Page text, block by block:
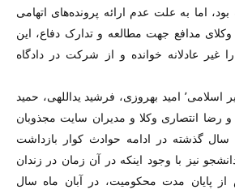
اما به علت عدم ارائه پرونده‌های اتهامی
مدافع جهت مطالعه و تدارک دفاع، این
غیر عادلانه خوانده و از شرکت در دادگاه
یادآور می‌شود آقایان امیر اسلامی٬ امید بهروزی، فرشید یداللهی، ‌حمید
پور و رضا انتصاری وکلا و مدیران سایت مجذوبان
ماه سال گذشته در ادامه حوادث کوار بازداشت
نیز با وجود اینکه در آن زمان در زندان
پایان مدت محکومیت، در آبان ماه سال